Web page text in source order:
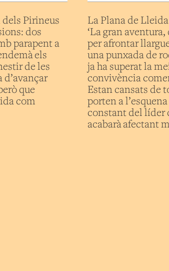
dels Pirineus
dos
parapent a
els
de les
d’avançar
que
com
La Plana de
‘La gran
per afrontar
una punxada de
ja ha superat la
convivència
Estan cansats de
porten a
constant del líder
acabarà afectant